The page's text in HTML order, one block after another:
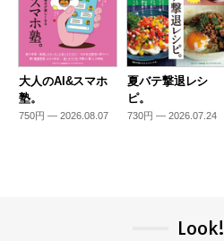
大人のAI&スマホ
塾。
750円 — 2026.08.07
夏バテ撃退レシ
ピ。
730円 — 2026.07.24
Look!